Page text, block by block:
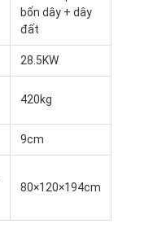
bốn dây + dây
đất
28.5KW
420kg
9cm
80×120×194cm